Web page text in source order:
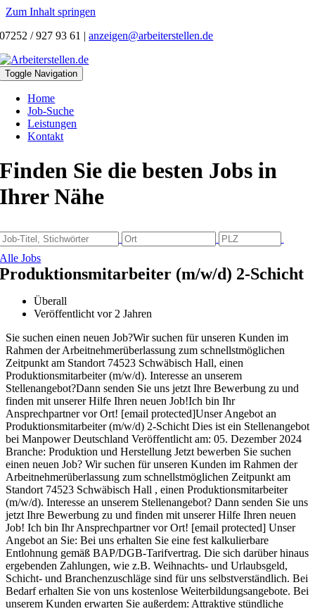
Zum Inhalt springen
07252 / 927 93 61 |anzeigen@arbeiterstellen.de
Toggle Navigation
Home
Job-Suche
Leistungen
Kontakt
Finden Sie die besten Jobs in
Ihrer Nähe
Alle Jobs
Produktionsmitarbeiter (m/w/d) 2-Schicht
Überall
Veröffentlicht vor 2 Jahren
Sie suchen einen neuen Job?Wir suchen für unseren Kunden im
Rahmen der Arbeitnehmerüberlassung zum schnellstmöglichen
Zeitpunkt am Standort 74523 Schwäbisch Hall, einen
Produktionsmitarbeiter (m/w/d). Interesse an unserem
Stellenangebot?Dann senden Sie uns jetzt Ihre Bewerbung zu und
finden mit unserer Hilfe Ihren neuen Job!Ich bin Ihr
Ansprechpartner vor Ort! [email protected]Unser Angebot an
Produktionsmitarbeiter (m/w/d) 2-Schicht Dies ist ein Stellenangebot
bei Manpower Deutschland Veröffentlicht am: 05. Dezember 2024
Branche: Produktion und Herstellung Jetzt bewerben Sie suchen
einen neuen Job? Wir suchen für unseren Kunden im Rahmen der
Arbeitnehmerüberlassung zum schnellstmöglichen Zeitpunkt am
Standort 74523 Schwäbisch Hall , einen Produktionsmitarbeiter
(m/w/d). Interesse an unserem Stellenangebot? Dann senden Sie uns
jetzt Ihre Bewerbung zu und finden mit unserer Hilfe Ihren neuen
Job! Ich bin Ihr Ansprechpartner vor Ort! [email protected] Unser
Angebot an Sie: Bei uns erhalten Sie eine fest kalkulierbare
Entlohnung gemäß BAP/DGB-Tarifvertrag. Die sich darüber hinaus
ergebenden Zahlungen, wie z.B. Weihnachts- und Urlaubsgeld,
Schicht- und Branchenzuschläge sind für uns selbstverständlich. Bei
Bedarf erhalten Sie von uns kostenlose Weiterbildungsangebote. Bei
unserem Kunden erwarten Sie außerdem: Attraktive stündliche